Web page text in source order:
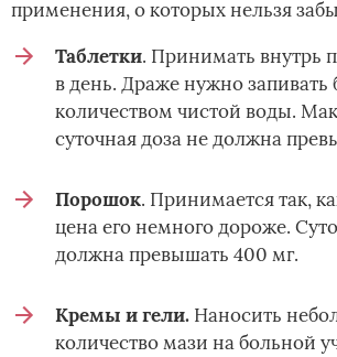
применения, о которых нельзя
Таблетки. Принимать внутрь
в день. Драже нужно
количеством чистой воды.
суточная доза не должна
Порошок. Принимается так,
цена его немного дороже.
должна превышать 400 мг.
Кремы и гели. Наносить
количество мази на больной